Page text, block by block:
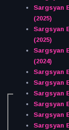
Sargsyan
(2025)
Sargsyan
(2025)
Sargsyan
(2024)
Sargsyan
Sargsyan
Sargsyan
Sargsyan
Sargsyan
Sargsyan